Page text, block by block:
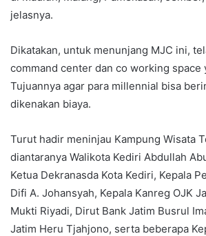
jelasnya.
Dikatakan, untuk menunjang MJC ini,
command center dan co working space
Tujuannya agar para millennial bisa
dikenakan biaya.
Turut hadir meninjau Kampung Wisata
diantaranya Walikota Kediri Abdullah
Ketua Dekranasda Kota Kediri, Kepala
Difi A. Johansyah, Kepala Kanreg OJK
Mukti Riyadi, Dirut Bank Jatim Busrul
Jatim Heru Tjahjono, serta beberapa